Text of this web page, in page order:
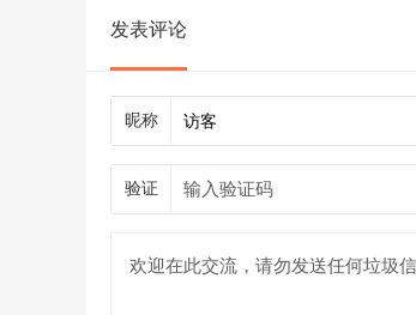
发表评论
昵称
验证